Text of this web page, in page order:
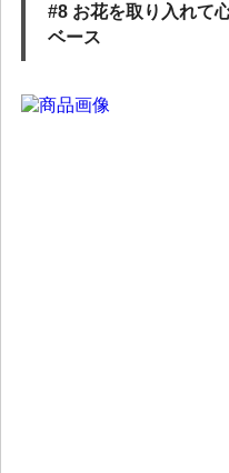
#8 お花を取り入れて
ベース